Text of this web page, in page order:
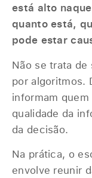
está alto
quanto está,
pode estar
Não se trata
por algoritmos.
informam
qualidade da
da decisão.
Na prática, o
envolve reunir